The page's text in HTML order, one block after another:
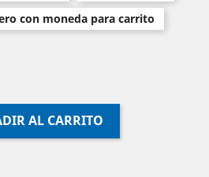
con moneda para carrito
AL CARRITO